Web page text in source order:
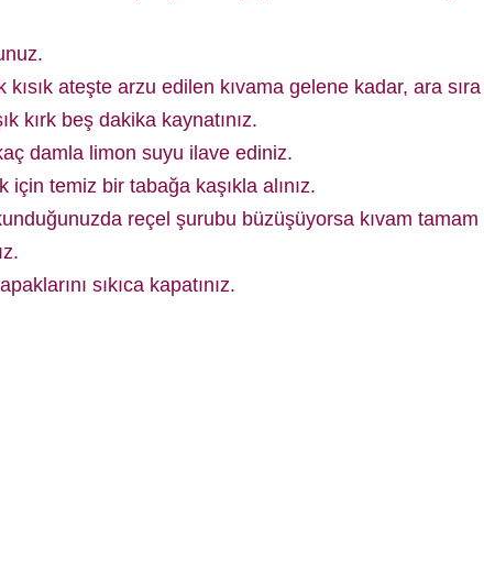
ateşte arzu edilen kıvama gelene kadar, ara
kırk beş dakika kaynatınız.
damla limon suyu ilave ediniz.
için temiz bir tabağa kaşıkla alınız.
reçel şurubu büzüşüyorsa kıvam
sıkıca kapatınız.